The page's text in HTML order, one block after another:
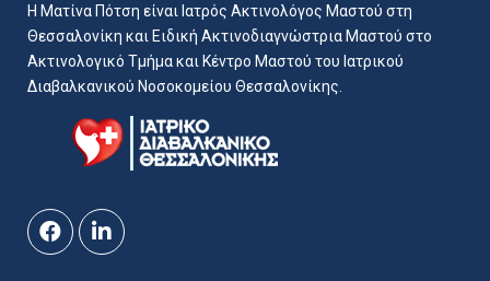
Η Ματίνα Πότση είναι Ιατρός Ακτινολόγος Μαστού στη
Θεσσαλονίκη και Ειδική Ακτινοδιαγνώστρια Μαστού στο
Ακτινολογικό Τμήμα και Κέντρο Μαστού του Ιατρικού
Διαβαλκανικού Νοσοκομείου Θεσσαλονίκης.